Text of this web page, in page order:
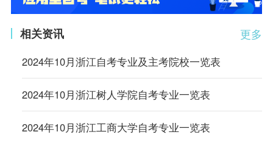
更多
相关资讯
2024年10月浙江自考专业及主考院校一览表
2024年10月浙江树人学院自考专业一览表
2024年10月浙江工商大学自考专业一览表